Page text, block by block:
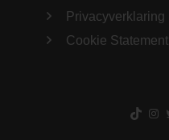
Privacyverklaring
Cookie Statement